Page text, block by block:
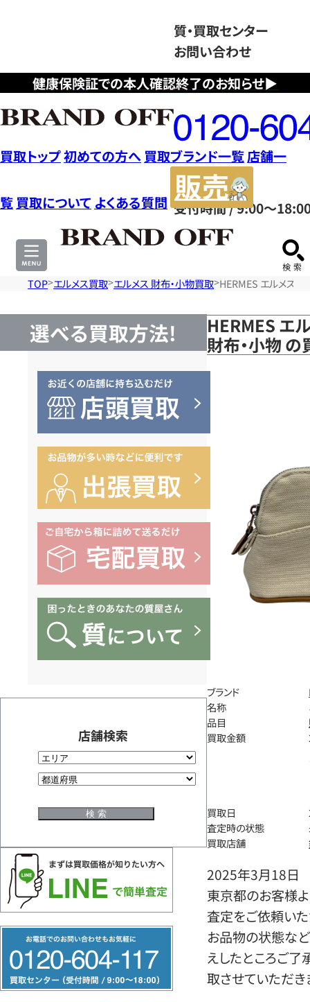
健康保険証での本人確認終了のお知らせ▶
質・買取センター
お問い合わせ
フ
リ
ー
ダ
イ
ヤ
ル
0120604117
受付時間 / 9:00～
買取トップ初めての方へ 買取ブランド一覧店舗一
覧 買取について よくある質問
サ
TOP エルメス買取 エルメス 財布・小物買取 HERMES エルメス
選べる買取方法!
店舗検索
リ
ー
HERMES エ
財布・小物
ブランド
名称
品目
買取金額
買取日
査定時の状態
買取店舗
2025年3月18日
東京都のお客様
査定をご依頼いた
お品物の状態など
えしたところご
取させていただき